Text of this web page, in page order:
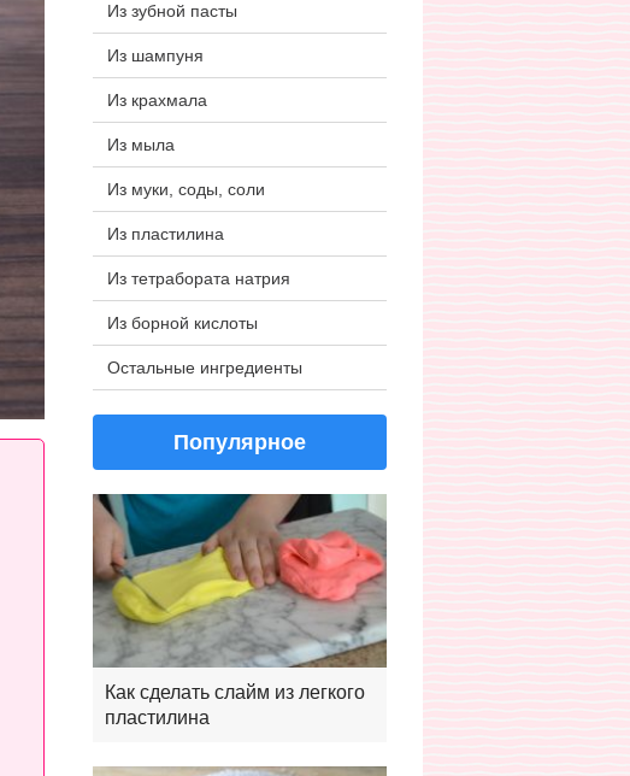
Из зубной пасты
Из шампуня
Из крахмала
Из мыла
Из муки, соды, соли
Из пластилина
Из тетрабората натрия
Из борной кислоты
Остальные ингредиенты
Популярное
Как сделать слайм из легкого
пластилина